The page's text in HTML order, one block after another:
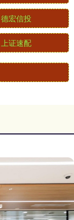
德宏信投
上证速配